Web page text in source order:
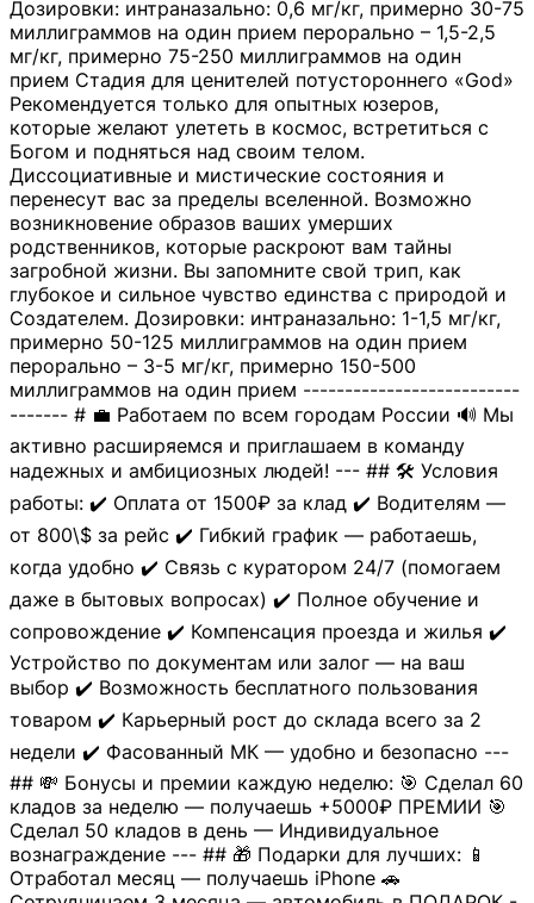
Дозировки: интраназально: 0,6 мг/кг, примерно 30-75
миллиграммов на один прием перорально – 1,5-2,5
мг/кг, примерно 75-250 миллиграммов на один
прием Стадия для ценителей потустороннего «God»
Рекомендуется только для опытных юзеров,
которые желают улететь в космос, встретиться с
Богом и подняться над своим телом.
Диссоциативные и мистические состояния и
перенесут вас за пределы вселенной. Возможно
возникновение образов ваших умерших
родственников, которые раскроют вам тайны
загробной жизни. Вы запомните свой трип, как
глубокое и сильное чувство единства с природой и
Создателем. Дозировки: интраназально: 1-1,5 мг/кг,
примерно 50-125 миллиграммов на один прием
перорально – 3-5 мг/кг, примерно 150-500
миллиграммов на один прием --------------------------
------- # 💼 Работаем по всем городам России 🔊 Мы
активно расширяемся и приглашаем в команду
надежных и амбициозных людей! --- ## 🛠 Условия
работы: ✔️ Оплата от 1500₽ за клад ✔️ Водителям —
от 800\$ за рейс ✔️ Гибкий график — работаешь,
когда удобно ✔️ Связь с куратором 24/7 (помогаем
даже в бытовых вопросах) ✔️ Полное обучение и
сопровождение ✔️ Компенсация проезда и жилья ✔️
Устройство по документам или залог — на ваш
выбор ✔️ Возможность бесплатного пользования
товаром ✔️ Карьерный рост до склада всего за 2
недели ✔️ Фасованный МК — удобно и безопасно ---
## 💸 Бонусы и премии каждую неделю: 🎯 Сделал 60
кладов за неделю — получаешь +5000₽ ПРЕМИИ 🎯
Сделал 50 кладов в день — Индивидуальное
вознаграждение --- ## 🎁 Подарки для лучших: 📱
Отработал месяц — получаешь iPhone 🚗